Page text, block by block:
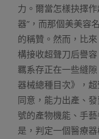
力。爾當怎樣抉擇作
器”，而那個美美容
的稱贊。然而，比
構接收超聲刀后譽
羈系存正在一些縫
器械總種目次》，
同意，能力出產、
號的產物機能、手
是，判定一個醫療